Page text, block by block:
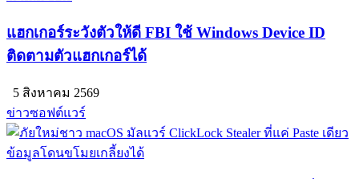
แฮกเกอร์ระวังตัวให้ดี FBI ใช้ Windows Device ID
ติดตามตัวแฮกเกอร์ได้
5 สิงหาคม 2569
ข่าวซอฟต์แวร์